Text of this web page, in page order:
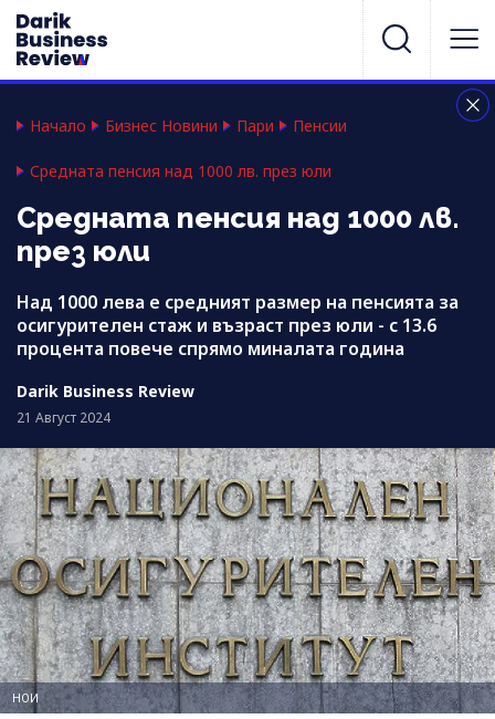
Начало Бизнес Новини Пари Пенсии
Средната пенсия над 1000 лв. през юли
Средната пенсия над 1000 лв.
през юли
Над 1000 лева е средният размер на пенсията за
осигурителен стаж и възраст през юли - с 13.6
процента повече спрямо миналата година
Darik Business Review
21 Август 2024
НОИ